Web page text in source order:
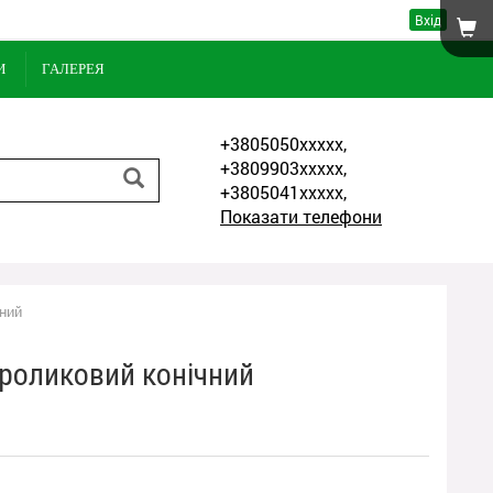
Вхід
ГАЛЕРЕЯ
+3805050xxxxx,
+3809903xxxxx,
+3805041xxxxx,
Показати телефони
конічний